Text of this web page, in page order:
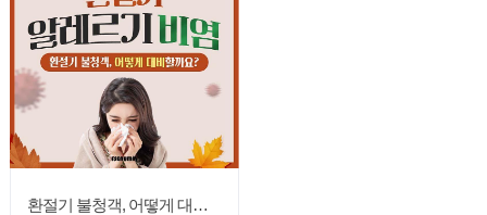
환절기 불청객, 어떻게 대비할까요?